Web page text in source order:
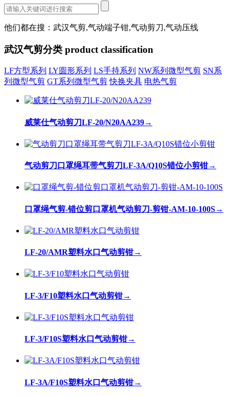
他们都在搜：武汉气剪,气动端子钳,气动剪刀,气动压线
武汉气剪分类 product classification
LF方型系列 LY圆形系列 LS手持系列 NW系列微型气剪 SN系
列微型气剪 GT系列微型气剪 快换夹具 电热气剪
威莱仕气动剪刀LF-20/N20AA239→
气动剪刀口罩绳耳带气剪刀LF-3A/Q10S错位小剪钳→
口罩绳气剪-错位剪口罩机气动剪刀-剪钳-AM-10-100S→
LF-20/AMR塑料水口气动剪钳→
LF-3/F10塑料水口气动剪钳→
LF-3/F10S塑料水口气动剪钳→
LF-3A/F10S塑料水口气动剪钳→